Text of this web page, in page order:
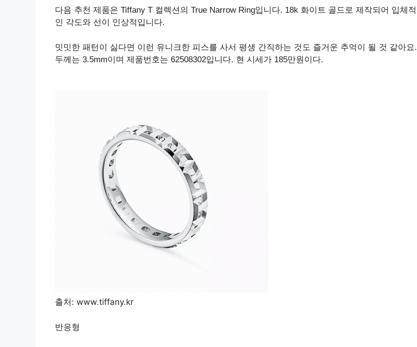
다음 추천 제품은 Tiffany T 컬렉션의 True Narrow Ring입니다. 18k 화이트 골드로 제작되어 입체적
인 각도와 선이 인상적입니다.
밋밋한 패턴이 싫다면 이런 유니크한 피스를 사서 평생 간직하는 것도 즐거운 추억이 될 것 같아요.
두께는 3.5mm이며 제품번호는 62508302입니다. 현 시세가 185만원이다.
출처: www.tiffany.kr
반응형